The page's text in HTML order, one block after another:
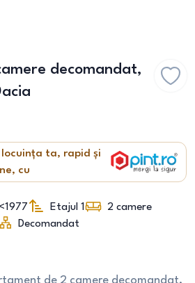
decomandat,
ta, rapid și
cu
<1977 Etajul 1 2 camere
Decomandat
de 2 camere decomandat,